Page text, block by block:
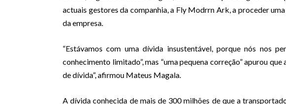
actuais gestores da companhia, a Fly Modrrn Ark, a proceder
da empresa.
“Estávamos com uma dívida insustentável, porque nós nos
conhecimento limitado”, mas “uma pequena correção” apurou
de dívida”, afirmou Mateus Magala.
A dívida conhecida de mais de 300 milhões de que a